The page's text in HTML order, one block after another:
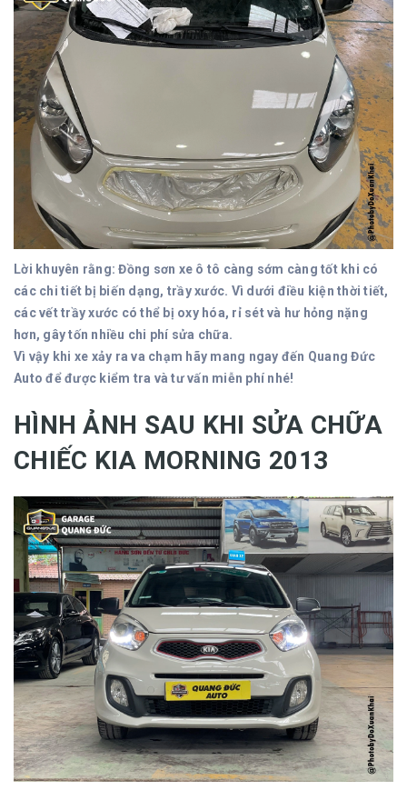
Lời khuyên rằng: Đồng sơn xe ô tô càng sớm càng tốt khi có
các chi tiết bị biến dạng, trầy xước. Vì dưới điều kiện thời tiết,
các vết trầy xước có thể bị oxy hóa, rỉ sét và hư hỏng nặng
hơn, gây tốn nhiều chi phí sửa chữa.
Vì vậy khi xe xảy ra va chạm hãy mang ngay đến Quang Đức
Auto để được kiểm tra và tư vấn miễn phí nhé!
HÌNH ẢNH SAU KHI SỬA CHỮA
CHIẾC KIA MORNING 2013